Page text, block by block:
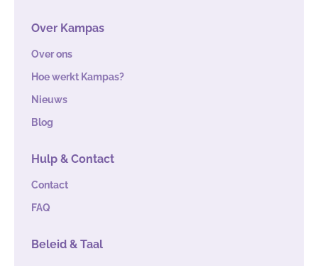
Over Kampas
Over ons
Hoe werkt Kampas?
Nieuws
Blog
Hulp & Contact
Contact
FAQ
Beleid & Taal